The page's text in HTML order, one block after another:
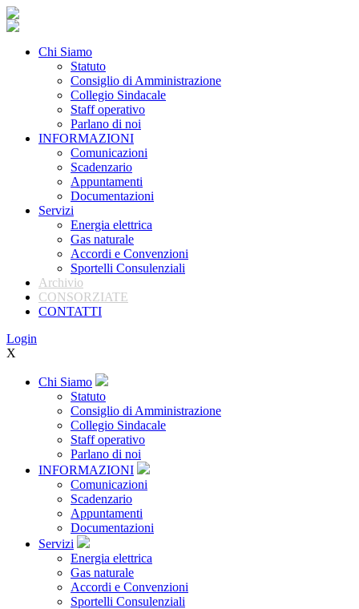
Chi Siamo
Statuto
Consiglio di Amministrazione
Collegio Sindacale
Staff operativo
Parlano di noi
INFORMAZIONI
Comunicazioni
Scadenzario
Appuntamenti
Documentazioni
Servizi
Energia elettrica
Gas naturale
Accordi e Convenzioni
Sportelli Consulenziali
Archivio
CONSORZIATE
CONTATTI
Login
X
Chi Siamo
Statuto
Consiglio di Amministrazione
Collegio Sindacale
Staff operativo
Parlano di noi
INFORMAZIONI
Comunicazioni
Scadenzario
Appuntamenti
Documentazioni
Servizi
Energia elettrica
Gas naturale
Accordi e Convenzioni
Sportelli Consulenziali